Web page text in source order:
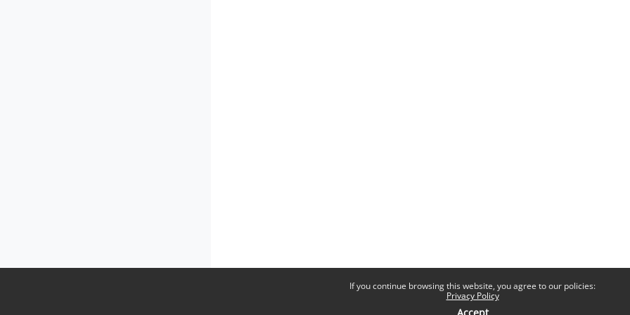
If you continue browsing this website, you agree to our policies:
Privacy Policy